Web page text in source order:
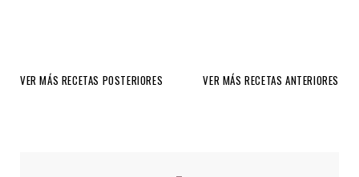
VER MÁS RECETAS POSTERIORES VER MÁS RECETAS ANTERIORES